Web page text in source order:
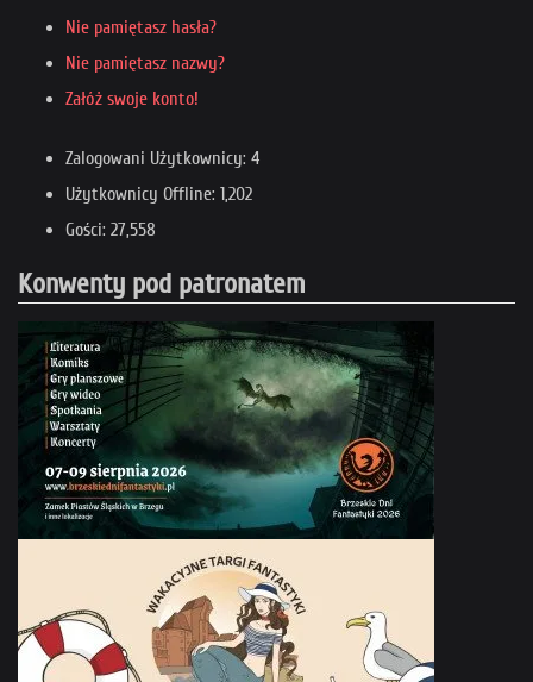
Nie pamiętasz hasła?
Nie pamiętasz nazwy?
Załóż swoje konto!
Zalogowani Użytkownicy: 4
Użytkownicy Offline: 1,202
Gości: 27,558
Konwenty pod patronatem